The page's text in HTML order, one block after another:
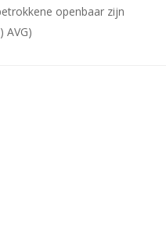
openbaar zijn
AVG)